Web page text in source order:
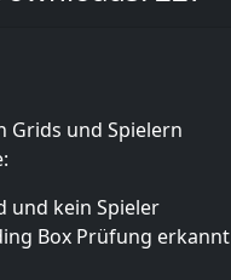
Grids und Spielern
und kein Spieler
Box Prüfung erkannt